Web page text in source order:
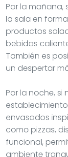
Por la
la sala en
productos
bebidas
También es
un despertar
Por la noche, si
envasados
como pizzas,
funcional,
ambiente